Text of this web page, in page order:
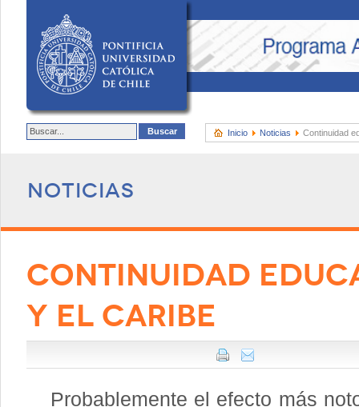
Inicio Noticias Continuidad
Noticias
CONTINUIDAD
Y EL CARIBE
Probablemente el efecto más